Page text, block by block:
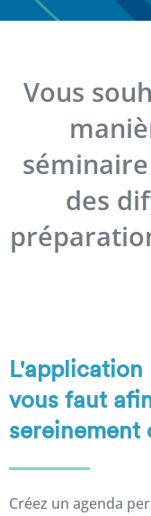
Vous
des
L'application
vous faut
sereinement
Créez un agenda